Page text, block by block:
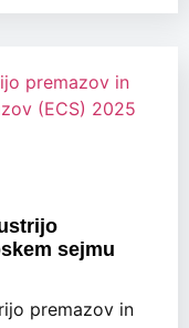
sejmu
premazov in